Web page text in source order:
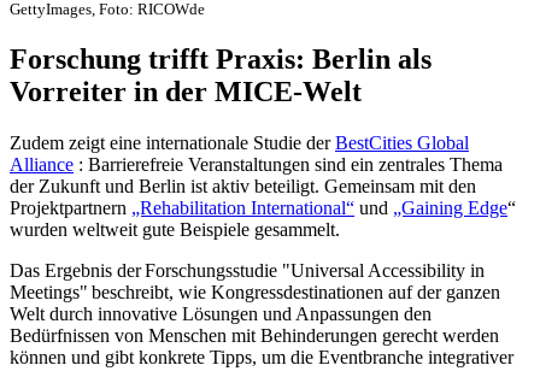
GettyImages, Foto: RICOWde
Forschung trifft Praxis: Berlin als
Vorreiter in der MICE-Welt
Zudem zeigt eine internationale Studie derBestCities Global
Alliance : Barrierefreie Veranstaltungen sind ein zentrales Thema
der Zukunft und Berlin ist aktiv beteiligt. Gemeinsam mit den
Projektpartnern „Rehabilitation International“ und „Gaining Edge“
wurden weltweit gute Beispiele gesammelt.
Das Ergebnis der Forschungsstudie "Universal Accessibility in
Meetings" beschreibt, wie Kongressdestinationen auf der ganzen
Welt durch innovative Lösungen und Anpassungen den
Bedürfnissen von Menschen mit Behinderungen gerecht werden
können und gibt konkrete Tipps, um die Eventbranche integrativer